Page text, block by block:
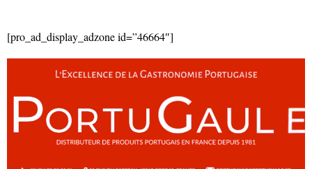
[pro_ad_display_adzone id=”46664″]